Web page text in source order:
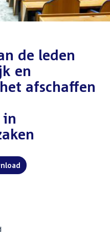
de leden
en
afschaffen
in